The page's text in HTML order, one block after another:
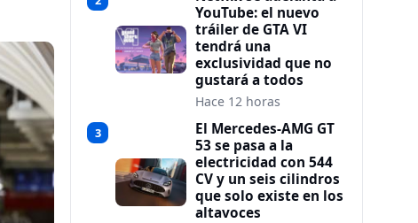
YouTube: el nuevo
tráiler de GTA VI
tendrá una
exclusividad que no
gustará a todos
Hace 12 horas
3
El Mercedes-AMG GT
53 se pasa a la
electricidad con 544
CV y un seis cilindros
que solo existe en los
altavoces